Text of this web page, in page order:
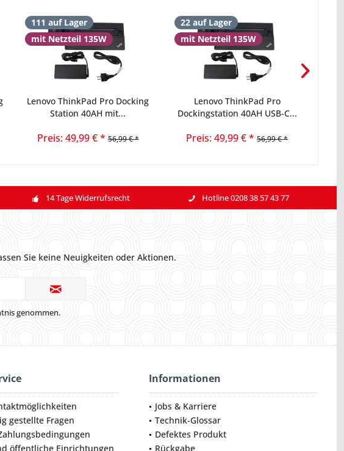
111 auf Lager
mit Netzteil 135W
Lenovo ThinkPad Pro Docking
Station 40AH mit...
Preis: 49,99 € * 56,99 € *
22 auf Lager
mit Netzteil 135W
Lenovo ThinkPad Pro
Dockingstation 40AH USB-C...
Preis: 49,99 € * 56,99 € *
14 Tage Widerrufsrecht Hotline 0208 38 57 43 77
Sie keine Neuigkeiten oder Aktionen.
genommen.
gestellte Fragen
öffentliche Einrichtungen
Informationen
Jobs & Karriere
Technik-Glossar
Defektes Produkt
Rückgabe